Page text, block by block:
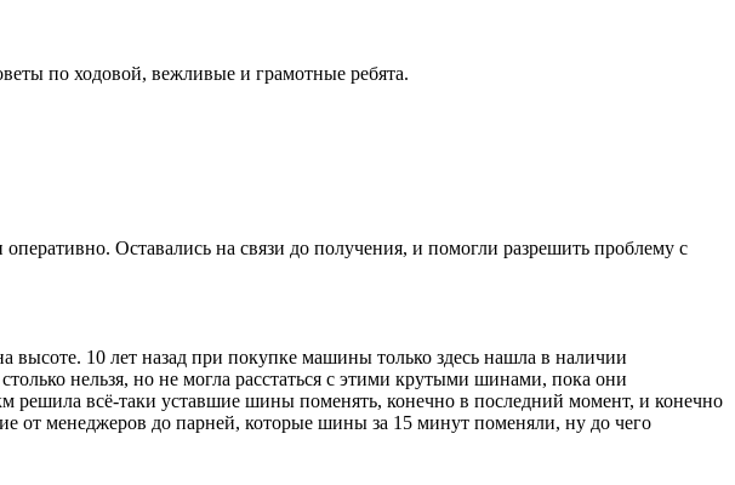
по ходовой, вежливые и грамотные ребята.
Оставались на связи до получения, и помогли разрешить проблему с
высоте. 10 лет назад при покупке машины только здесь нашла в наличии
нельзя, но не могла расстаться с этими крутыми шинами, пока они
решила всё-таки уставшие шины поменять, конечно в последний момент, и конечно
от менеджеров до парней, которые шины за 15 минут поменяли, ну до чего